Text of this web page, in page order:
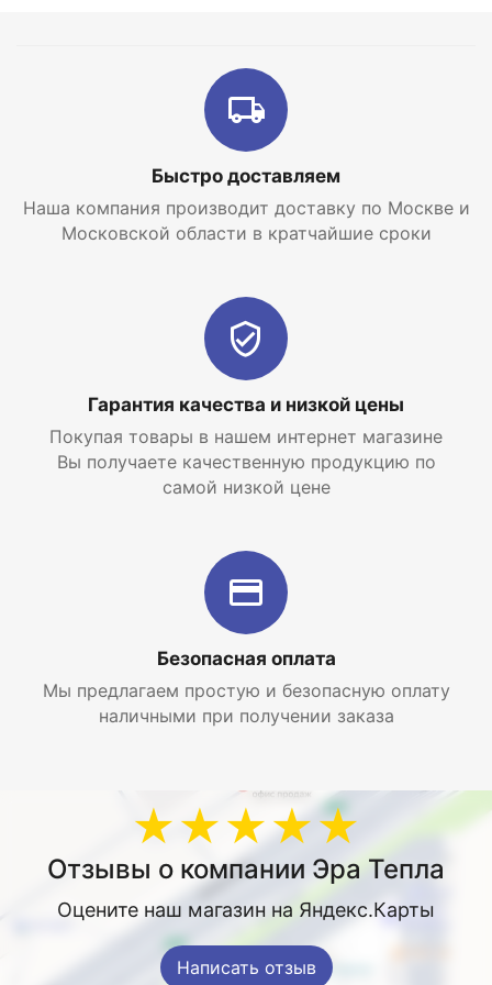
скважинный насос Джилекс Водомет 55/75
самой низкой цене с доставкой по Москве и
Московской области.
Быстро доставляем
Наша компания производит доставку по Москве и
Московской области в кратчайшие сроки
Гарантия качества и низкой цены
Покупая товары в нашем интернет магазине
Вы получаете качественную продукцию по
самой низкой цене
Безопасная оплата
Мы предлагаем простую и безопасную оплату
наличными при получении заказа
★★★★★
Отзывы о компании Эра Тепла
Оцените наш магазин на Яндекс.Карты
Написать отзыв